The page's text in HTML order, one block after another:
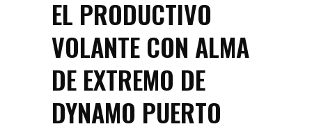
EL PRODUCTIVO
VOLANTE CON ALMA
DE EXTREMO DE
DYNAMO PUERTO